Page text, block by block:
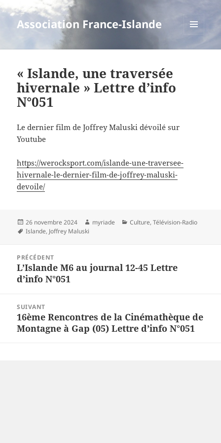
Association France-Islande
« Islande, une traversée
hivernale » Lettre d’info
N°051
Le dernier film de Joffrey Maluski dévoilé sur
Youtube
https://werocksport.com/islande-une-traversee-
hivernale-le-dernier-film-de-joffrey-maluski-
devoile/
Publié
le
26 novembre 2024 Auteur
myriade Catégories
Culture,Télévision-Radio
Mots-
Islande, Joffrey Maluski
l’article
PRÉCÉDENT
Article
précédent :
L’Islande M6 au journal 12-45 Lettre
d’info N°051
SUIVANT
Article
suivant :
16ème Rencontres de la Cinémathèque de
Montagne à Gap (05) Lettre d’info N°051